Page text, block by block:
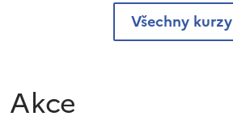
Všechny kurzy
Akce